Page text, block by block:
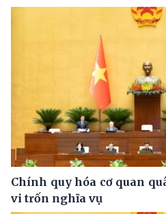
Chính quy hóa cơ quan
vi trốn nghĩa vụ